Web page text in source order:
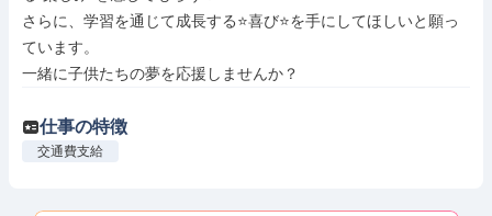
さらに、学習を通じて成長する⭐️喜び⭐️を手にしてほしいと願っ
ています。
一緒に子供たちの夢を応援しませんか？
仕事の特徴
交通費支給